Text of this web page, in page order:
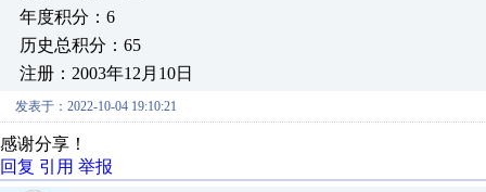
年度积分：6
历史总积分：65
注册：2003年12月10日
发表于：2022-10-04 19:10:21
感谢分享！
回复 引用 举报